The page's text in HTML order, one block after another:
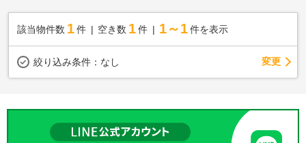
該当物件数 1件 空き数 1 件 1～1 件を表示
絞り込み条件： なし 変更